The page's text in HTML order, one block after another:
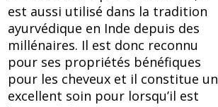
est aussi utilisé dans la tradition
ayurvédique en Inde depuis des
millénaires. Il est donc reconnu
pour ses propriétés bénéfiques
pour les cheveux et il constitue un
excellent soin pour lorsqu’il est